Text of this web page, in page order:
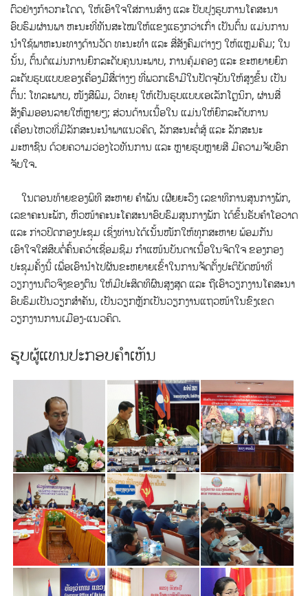
ຕົວຢ່າງກ້າວກະໂດດ, ໃຫ້ເອົາໃຈໃສ່ການສ້າງ ແລະ ປັບປຸງຮູບການໂຄສະນາ
ອົບຮົມຜ່ານພາ ຫະນະທີ່ທັນສະໄໝໃຫ້ແຂງແຮງກວ່າເກົ່າ ເປັນຕົ້ນ ແມ່ນການ
ນໍາໃຊ້ພາຫະນະທາງດ້ານວັດ ທະນະທໍາ ແລະ ສື່ສັງຄົມຕ່າງໆ ໃຫ້ແຫຼມຄົມ; ໃນ
ນັ້ນ, ຕົ້ນຕໍແມ່ນການຍົກລະດັບຄຸນນະພາບ, ການຄຸ້ມຄອງ ແລະ ຂະຫຍາຍຍົກ
ລະດັບຮູບແບບຂອງເຄື່ອງມືສື່ຕ່າງໆ ທີ່ພວກເຮົາມີໃນປັດຈຸບັນໃຫ້ສູງຂຶ້ນ ເປັນ
ຕົ້ນ: ໂທລະພາບ, ໜັງສືພິມ, ວິທະຍຸ ໃຫ້ເປັນຮູບແບບເອເລັກໂຕຼນິກ, ຜ່ານສື່
ສັງຄົມອອນລາຍໃຫ້ຫຼາຍໆ; ສ່ວນດ້ານເນື້ອໃນ ແມ່ນໃຫ້ຍົກລະດັບການ
ເຄື່ອນໄຫວທີ່ມີລັກສະນະນໍາພາແນວຄິດ, ລັກສະນະຕໍ່ສູ້ ແລະ ລັກສະນະ
ມະຫາຊົນ ດ້ວຍຄວາມວ່ອງໄວທັນການ ແລະ ຫຼາຍຮູບຫຼາຍສີ ມີຄວາມຈັບອົກ
ຈັບໃຈ.
ໃນຕອນທ້າຍຂອງພິທີ ສະຫາຍ ຄຳພັນ ເຜີຍຍະວົງ ເລຂາທິການສູນກາງພັກ,
ເລຂາຄະນະພັກ, ຫົວໜ້າຄະນະໂຄສະນາອົບຮົມສູນກາງພັກ ໄດ້ຂຶ້ນຮັບຄໍາໂອວາດ
ແລະ ກ່າວປິດກອງປະຊຸມ ເຊິ່ງທ່ານໄດ້ເນັ້ນໜັກໃຫ້ທຸກສະຫາຍ ພ້ອມກັນ
ເອົາໃຈໃສ່ສຶບຕໍ່ຄົ້ນຄວ້າເຊື່ອມຊຶມ ກໍາແໜ້ນບັນດາເນື້ອໃນຈິດໃຈ ຂອງກອງ
ປະຊຸມຄັ້ງນີ້ ເພື່ອເອົານໍາໄປຜັນຂະຫຍາຍເຂົ້າໃນການຈັດຕັ້ງປະຕິບັດໜ້າທີ່
ວຽກງານຕົວຈິງຂອງຕົນ ໃຫ້ມີປະສິດທິຜົນສູງສຸດ ແລະ ຖືເອົາວຽກງານໂຄສະນາ
ອົບຮົມເປັນວຽກສໍາຄັນ, ເປັນວຽກຫຼັກເປັນວຽກງານແຖວໜ້າໃນຂົງເຂດ
ວຽກງານການເມືອງ-ແນວຄິດ.
ຮູບຜູ້ແທນປະກອບຄຳເຫັນ